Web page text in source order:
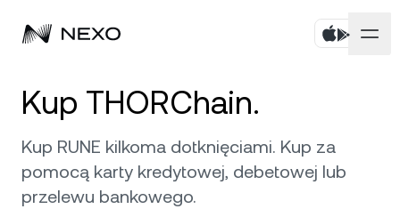
Kup aktywa
Flexible Savings
Konta korporacyjne
Rynki
Kup THORChain.
Kup RUNE kilkoma dotknięciami. Kup za
pomocą karty kredytowej, debetowej lub
przelewu bankowego.